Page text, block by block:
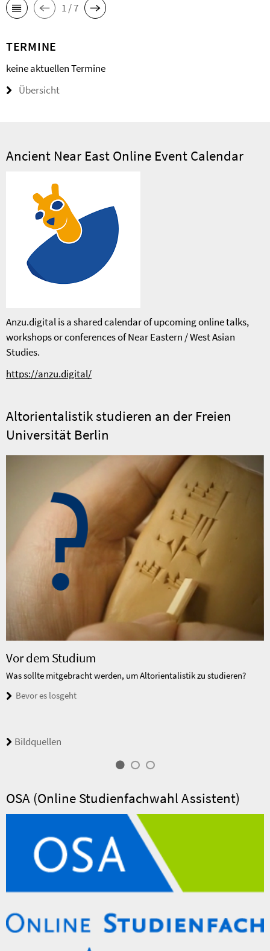
1 / 7
TERMINE
keine aktuellen Termine
Übersicht
Ancient Near East Online Event Calendar
Anzu.digital is a shared calendar of upcoming online talks,
workshops or conferences of Near Eastern / West Asian
Studies.
https://anzu.digital/
Altorientalistik studieren an der Freien
Universität Berlin
Vor dem Studium
Was sollte mitgebracht werden, um Altorientalistik zu studieren?
Bevor es losgeht
Bildquellen
OSA (Online Studienfachwahl Assistent)